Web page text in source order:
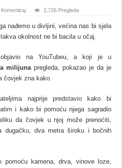
Komentiraj 2,726 Pregleda
nađemo u divljini, većina nas bi sjela
okolnost ne bi bacila u očaj.
na YouTubeu, a koji je u
milijunapregleda, pokazao je da je
čovjek zna kako.
najprije predstavio kako bi
i kako bi pomoću njega sagradio
da čovjek u njoj može prenoćiti,
dugačku, dva metra široku i bočnih
pomoću kamena, drva, vinove loze,